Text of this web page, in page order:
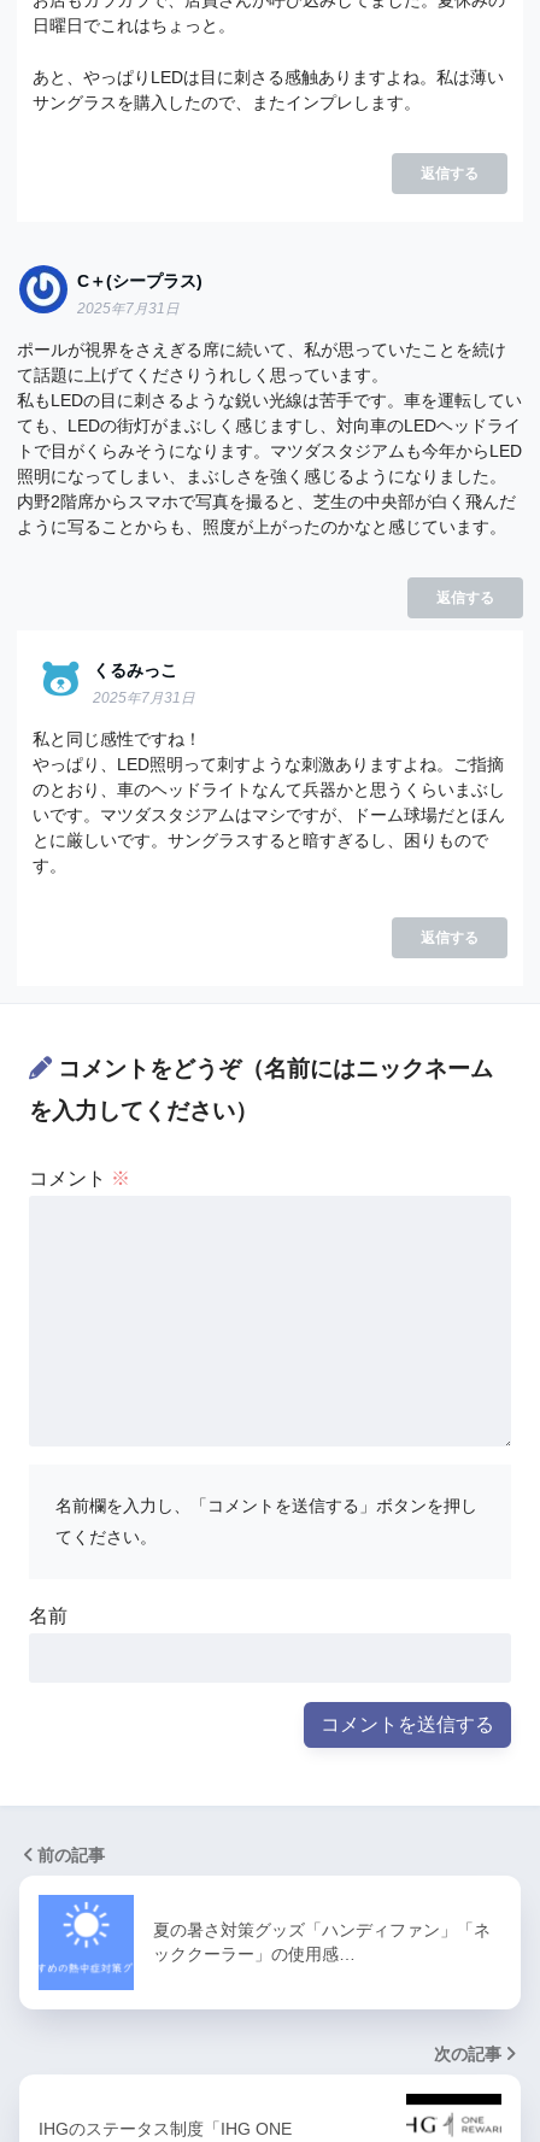
日曜日でこれはちょっと。
あと、やっぱりLEDは目に刺さる感触ありますよね。私は薄い
サングラスを購入したので、またインプレします。
返信する
C＋(シープラス)
2025年7月31日
ポールが視界をさえぎる席に続いて、私が思っていたことを続け
て話題に上げてくださりうれしく思っています。
私もLEDの目に刺さるような鋭い光線は苦手です。車を運転してい
ても、LEDの街灯がまぶしく感じますし、対向車のLEDヘッドライ
トで目がくらみそうになります。マツダスタジアムも今年からLED
照明になってしまい、まぶしさを強く感じるようになりました。
内野2階席からスマホで写真を撮ると、芝生の中央部が白く飛んだ
ように写ることからも、照度が上がったのかなと感じています。
返信する
くるみっこ
2025年7月31日
私と同じ感性ですね！
やっぱり、LED照明って刺すような刺激ありますよね。ご指摘
のとおり、車のヘッドライトなんて兵器かと思うくらいまぶし
いです。マツダスタジアムはマシですが、ドーム球場だとほん
とに厳しいです。サングラスすると暗すぎるし、困りもので
す。
返信する
コメントをどうぞ（名前にはニックネーム
を入力してください）
コメント ※
名前欄を入力し、「コメントを送信する」ボタンを押し
てください。
名前
前の記事
夏の暑さ対策グッズ「ハンディファン」「ネ
ッククーラー」の使用感…
次の記事
IHGのステータス制度「IHG ONE